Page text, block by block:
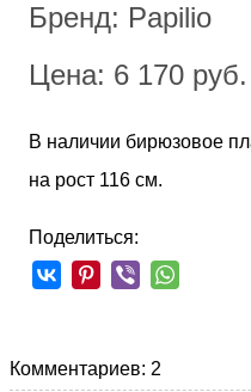
Бренд: Papilio
Цена: 6 170 руб.
В наличии бирюзовое
на рост 116 см.
Поделиться:
Комментариев: 2